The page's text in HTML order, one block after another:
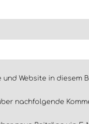
und Website in diesem
nachfolgende